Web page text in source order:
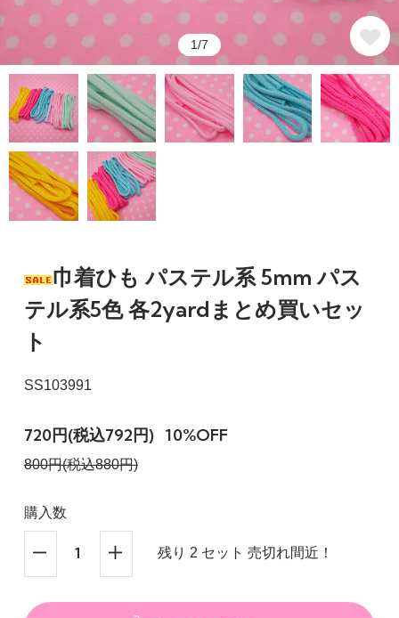
1/7
巾着ひも パステル系 5mm パス
テル系5色 各2yardまとめ買いセッ
ト
SS103991
720円(税込792円) 10%OFF
800円(税込880円)
購入数
残り 2 セット 売切れ間近！